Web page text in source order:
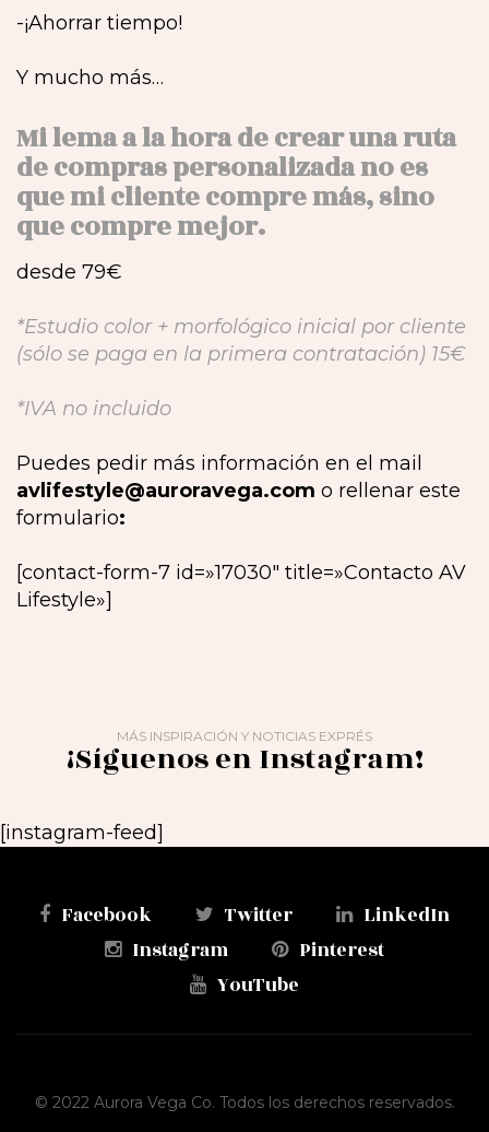
-¡Ahorrar tiempo!
Y mucho más…
Mi lema a la hora de crear una ruta
de compras personalizada no es
que mi cliente compre más, sino
que compre mejor.
desde 79€
*Estudio color + morfológico inicial por cliente
(sólo se paga en la primera contratación) 15€
*IVA no incluido
Puedes pedir más información en el mail
avlifestyle@auroravega.com o rellenar este
formulario:
[contact-form-7 id=»17030″ title=»Contacto AV
Lifestyle»]
MÁS INSPIRACIÓN Y NOTICIAS EXPRÉS
¡Síguenos en Instagram!
[instagram-feed]
Facebook Twitter
LinkedIn
Instagram
Pinterest
YouTube
© 2022 Aurora Vega Co. Todos los derechos reservados.